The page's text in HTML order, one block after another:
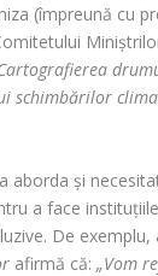
(împreună cu
schimbărilor
aborda și
a face
De exemplu,
afirmă că:„Vom